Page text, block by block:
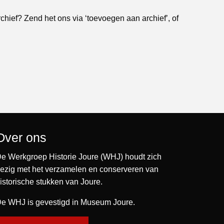
Zend het ons via ‘toevoegen aan archief’, of
ons
Werkgroep Historie Joure (WHJ) houdt zich
met het verzamelen en conserveren van
stukken van Joure.
WHJ is gevestigd in Museum Joure.